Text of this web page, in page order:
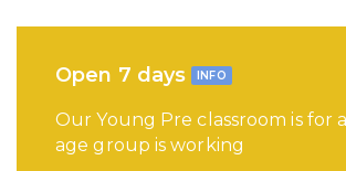
Open 7 days INFO
Our Young Pre classroom is for
age group is working